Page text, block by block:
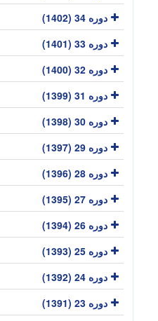
دوره 34 (1402)
دوره 33 (1401)
دوره 32 (1400)
دوره 31 (1399)
دوره 30 (1398)
دوره 29 (1397)
دوره 28 (1396)
دوره 27 (1395)
دوره 26 (1394)
دوره 25 (1393)
دوره 24 (1392)
دوره 23 (1391)